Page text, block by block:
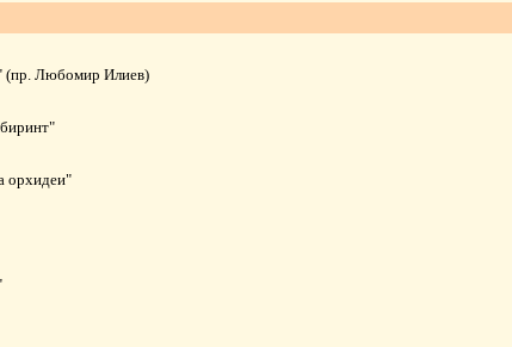
(пр. Любомир Илиев)
орхидеи"